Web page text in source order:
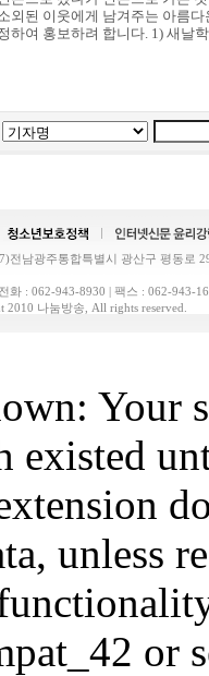
외된 이웃에게 남겨주는 아름
하여 홍보하려 합니다. 1) 새날
전남광주통합특별시 광산구 평동로
화 : 062-943-8930 | 팩스 : 062-943-
2010 나눔방송, All rights reserved.
Your
existed
unless
or